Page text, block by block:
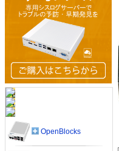
OpenBlocks